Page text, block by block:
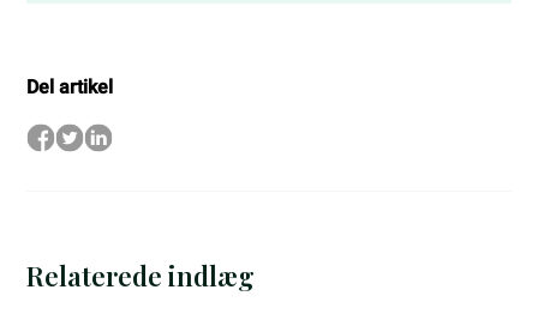
Del artikel
Relaterede indlæg